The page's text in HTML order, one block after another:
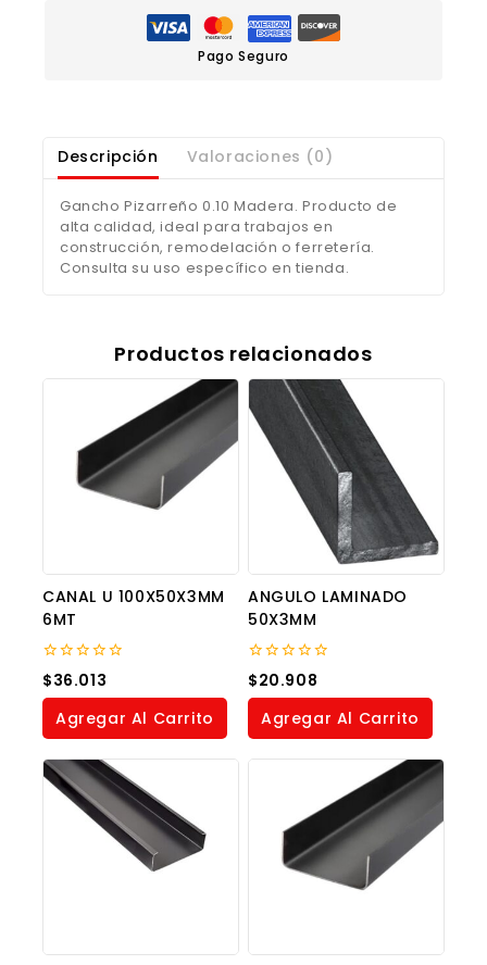
Pago Seguro
Descripción Valoraciones (0)
Gancho Pizarreño 0.10 Madera. Producto de
alta calidad, ideal para trabajos en
construcción, remodelación o ferretería.
Consulta su uso específico en tienda.
Productos relacionados
CANAL U 100X50X3MM
6MT
0
out
of
$36.013
Agregar Al Carrito
ANGULO LAMINADO
50X3MM
0
out
of
$20.908
Agregar Al Carrito